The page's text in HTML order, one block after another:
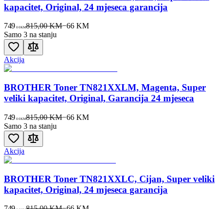
kapacitet, Original, 24 mjeseca garancija
749 00KM815,00 KM−66 KM
Samo 3 na stanju
Akcija
BROTHER Toner TN821XXLM, Magenta, Super
veliki kapacitet, Original, Garancija 24 mjeseca
749 00KM815,00 KM−66 KM
Samo 3 na stanju
Akcija
BROTHER Toner TN821XXLC, Cijan, Super veliki
kapacitet, Original, 24 mjeseca garancija